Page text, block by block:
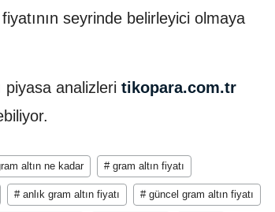
seyrinde belirleyici olmaya
piyasa analizleri tikopara.com.tr
altın ne kadar # gram altın fiyatı
# anlık gram altın fiyatı # güncel gram altın fiyatı